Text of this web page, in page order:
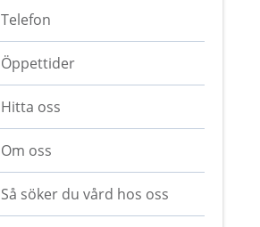
Telefon
Öppettider
Hitta oss
Om oss
Så söker du vård hos oss